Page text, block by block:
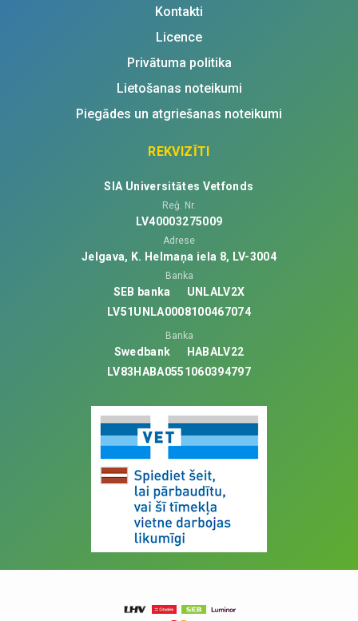
Kontakti
Licence
Privātuma politika
Lietošanas noteikumi
Piegādes un atgriešanas noteikumi
REKVIZĪTI
SIA Universitātes Vetfonds
Reģ. Nr.
LV40003275009
Adrese
Jelgava, K. Helmaņa iela 8, LV-3004
Banka
SEB banka
UNLALV2X
LV51UNLA0008100467074
Banka
Swedbank
HABALV22
LV83HABA0551060394797